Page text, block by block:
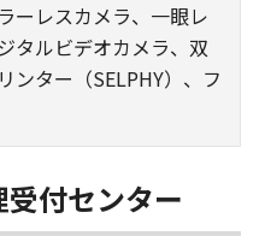
ーレスカメラ、一眼レ
タルビデオカメラ、双
ンター（SELPHY）、フ
付センター